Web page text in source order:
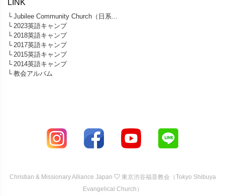
LINK
└Jubilee Community Church（日系...
└2023英語キャンプ
└2018英語キャンプ
└2017英語キャンプ
└2015英語キャンプ
└2014英語キャンプ
└教会アルバム
Christian & Missionary Alliance Japan
東京渋谷福音教会（Tokyo Shibuya
Evangelical Church）